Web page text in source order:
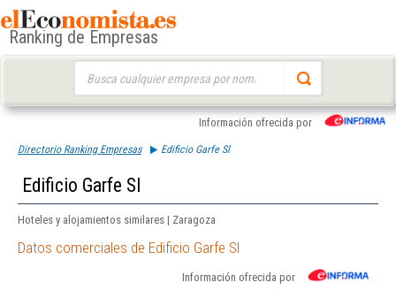
Ranking de Empresas
Información ofrecida por
Directorio Ranking Empresas Edificio Garfe Sl
Edificio Garfe Sl
Hoteles y alojamientos similares | Zaragoza
Datos comerciales de Edificio Garfe Sl
Información ofrecida por